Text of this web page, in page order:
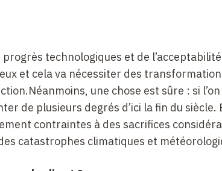
technologiques et de
et cela va nécessiter des
une chose est sûre : si
de plusieurs degrés d’ici la fin du siècle.
contraintes à des sacrifices
catastrophes climatiques et